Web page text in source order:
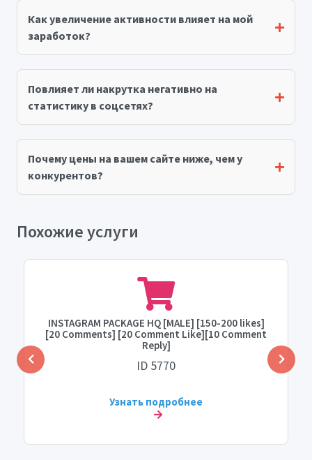
Как увеличение активности влияет на мой
заработок?
Повлияет ли накрутка негативно на
статистику в соцсетях?
Почему цены на вашем сайте ниже, чем у
конкурентов?
Похожие услуги
INSTAGRAM PACKAGE HQ [MALE] [150-200 likes]
[20 Comments] [20 Comment Like][10 Comment
Reply]
ID 5770
Узнать подробнее